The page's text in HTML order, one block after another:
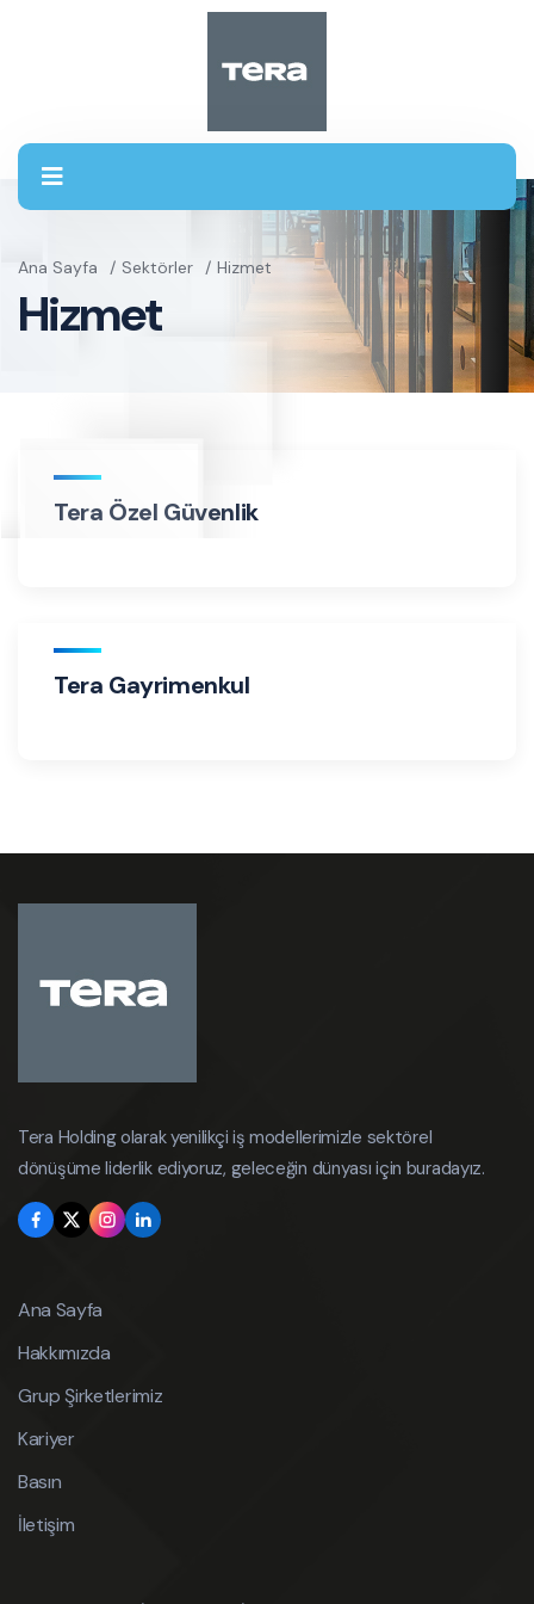
Ana Sayfa Sektörler Hizmet
Hizmet
Tera Özel Güvenlik
Tera Gayrimenkul
Tera Holding olarak yenilikçi iş modellerimizle sektörel
dönüşüme liderlik ediyoruz, geleceğin dünyası için buradayız.
Ana Sayfa
Hakkımızda
Grup Şirketlerimiz
Kariyer
Basın
İletişim